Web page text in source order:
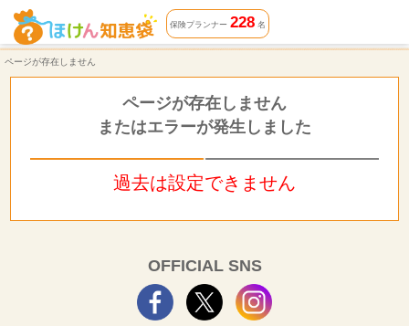
ページが存在しません | ほけん知恵袋
保険プランナー 228名
ページが存在しません
ページが存在しません
またはエラーが発生しました
過去は設定できません
OFFICIAL SNS